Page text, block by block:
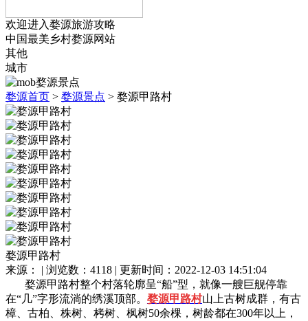
欢迎进入婺源旅游攻略
中国最美乡村婺源网站
其他
城市
婺源首页 > 婺源景点 > 婺源甲路村
婺源甲路村
来源： | 浏览数：4118 | 更新时间：2022-12-03 14:51:04
婺源甲路村整个村落轮廓呈“船”型，就像一艘巨舰停靠
在“几”字形流淌的绣溪顶部。 婺源甲路村山上古树成群，有古
樟、古柏、株树、栲树、枫树50余棵，树龄都在300年以上，